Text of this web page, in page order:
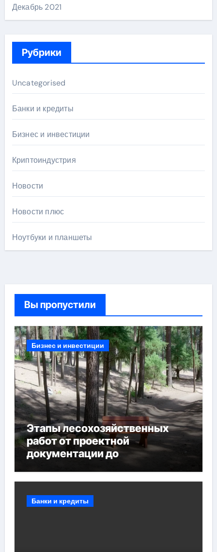
Декабрь 2021
Рубрики
Uncategorised
Банки и кредиты
Бизнес и инвестиции
Криптоиндустрия
Новости
Новости плюс
Ноутбуки и планшеты
Вы пропустили
Бизнес и инвестиции
Этапы лесохозяйственных
работ от проектной
документации до
мероприятий и обустройства
Банки и кредиты